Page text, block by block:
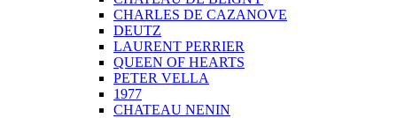
CHARLES DE CAZANOVE
DEUTZ
LAURENT PERRIER
QUEEN OF HEARTS
PETER VELLA
1977
CHATEAU NENIN